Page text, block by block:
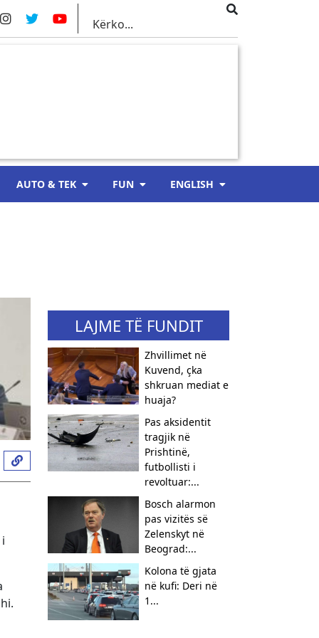
AUTO & TEK FUN ENGLISH
LAJME TË FUNDIT
Zhvillimet në
Kuvend, çka
shkruan mediat e
huaja?
Pas aksidentit
tragjik në
Prishtinë,
futbollisti i
revoltuar:...
Bosch alarmon
pas vizitës së
Zelenskyt në
Beograd:...
Kolona të gjata
në kufi: Deri në
1...